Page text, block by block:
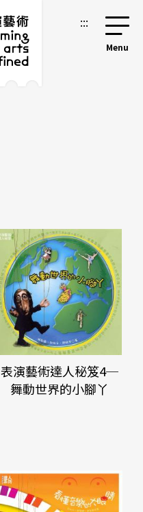
:::
表演藝術達人秘笈4─
舞動世界的小腳丫